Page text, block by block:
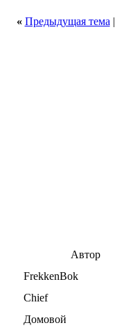
« Предыдущая тема |
Автор
FrekkenBok
Chief
Домовой